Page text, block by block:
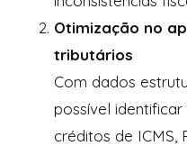
Otimização no
tributários
Com dados
possível
créditos de ICMS,